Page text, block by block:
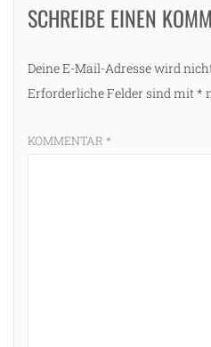
SCHREIBE EINEN
Deine E-Mail-Adresse wird
Erforderliche Felder sind mit *
KOMMENTAR *